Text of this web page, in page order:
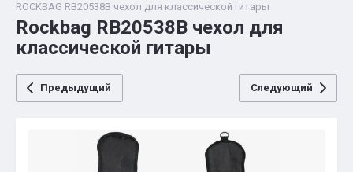
ROCKBAG RB20538B чехол для классической гитары
Rockbag RB20538B чехол для
классической гитары
Предыдущий Следующий